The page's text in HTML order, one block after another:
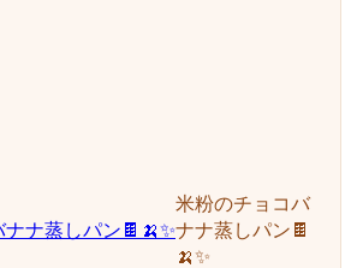
米粉のチョコバ
ナナ蒸しパン🍫
🍌✨️